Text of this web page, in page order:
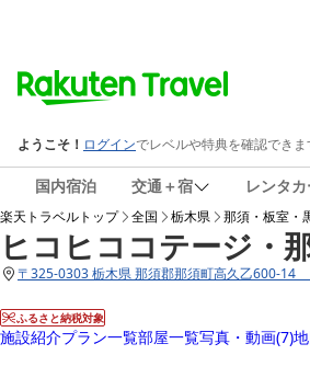
国内宿泊 交通＋宿 レンタカ
楽天トラベルトップ 全国 栃木県 那須・板室・
ヒコヒココテージ・
〒325-0303 栃木県 那須郡那須町高久乙600-
ふるさと納税対象
施設紹介プラン一覧部屋一覧写真・動画(7)